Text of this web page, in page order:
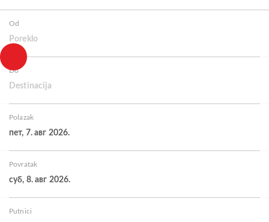
Od
Poreklo
Do
Destinacija
Polazak
пет, 7. авг 2026.
Povratak
суб, 8. авг 2026.
Putnici